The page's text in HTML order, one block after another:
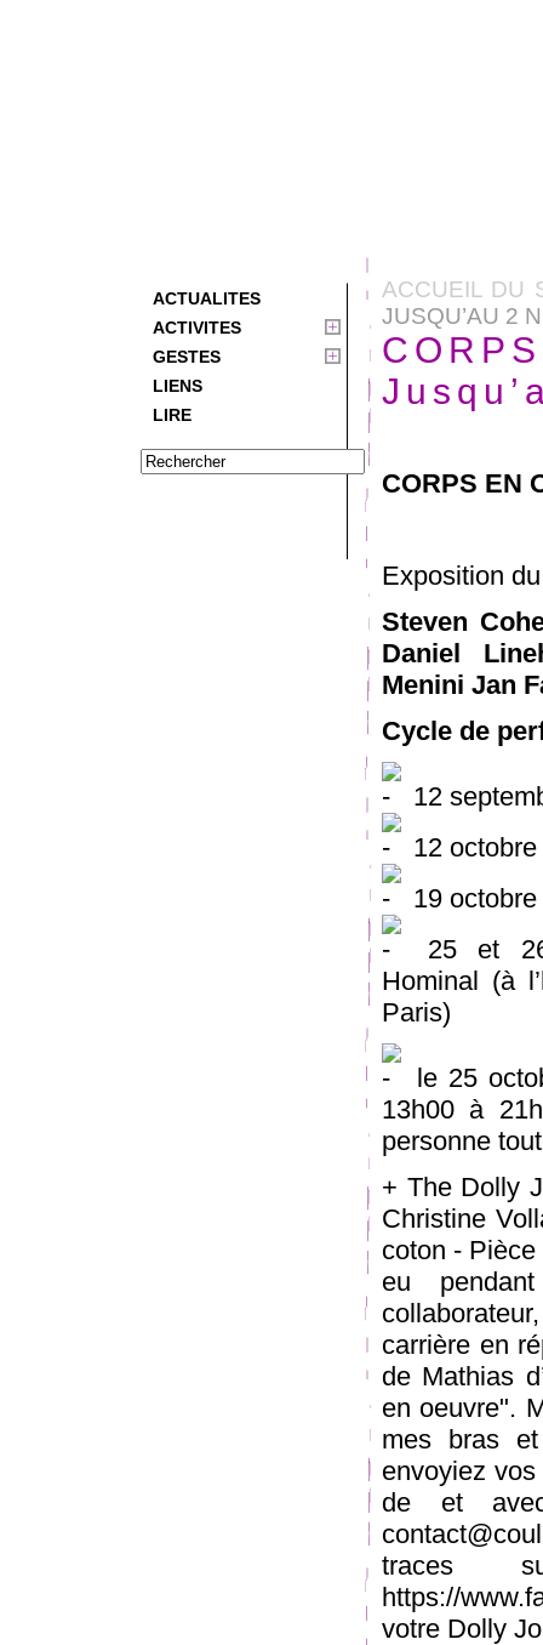
ACTUALITES
ACTIVITES
GESTES
LIENS
LIRE
ACCUEIL DU
JUSQU’AU 2
CORPS EN
Exposition
Steven
Daniel
Menini Jan
Cycle de
12
12
19
25 et 26
Hominal (à
Paris)
le 25
13h00 à
personne
+ The Dolly
Christine
coton -
eu
carrière en
de Mathias
en oeuvre".
mes bras
envoyiez
de et
traces
https://
votre Dolly